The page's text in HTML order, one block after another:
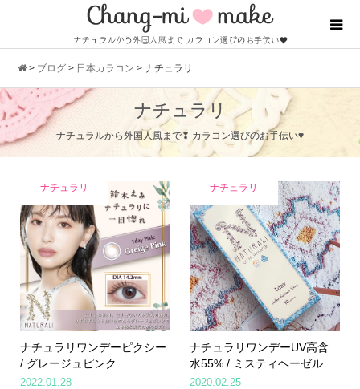
> ブログ > 日本カラコン >ナチュラリ
ナチュラリ
ナチュラルから外国人風まで❢ カラコン選びのお手伝い♥
ナチュラリ
ナチュラリワンデーピクシー
/ グレージュピンク
2022.01.28
ナチュラリ
ナチュラリワンデーUV高含
水55% / ミスティヘーゼル
2020.02.25